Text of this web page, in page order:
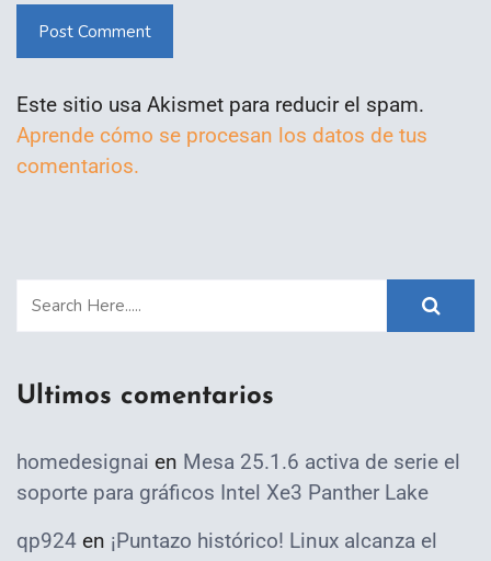
Post Comment
Este sitio usa Akismet para reducir el spam.
Aprende cómo se procesan los datos de tus
comentarios.
Ultimos comentarios
homedesignai en Mesa 25.1.6 activa de serie el
soporte para gráficos Intel Xe3 Panther Lake
qp924 en ¡Puntazo histórico! Linux alcanza el